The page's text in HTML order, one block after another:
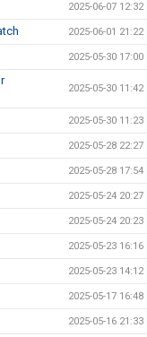
2025-06-07 12:32
2025-06-01 21:22
2025-05-30 17:00
2025-05-30 11:42
2025-05-30 11:23
2025-05-28 22:27
2025-05-28 17:54
2025-05-24 20:27
2025-05-24 20:23
2025-05-23 16:16
2025-05-23 14:12
2025-05-17 16:48
2025-05-16 21:33